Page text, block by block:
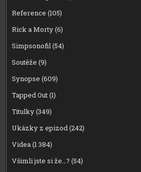
Reference (105)
Rick a Morty(6)
Simpsonofil(54)
Soutěže (9)
Synopse (609)
Tapped Out(1)
Titulky(349)
Ukázky z epizod(242)
Videa(1 384)
Všimli jste si že…? (54)